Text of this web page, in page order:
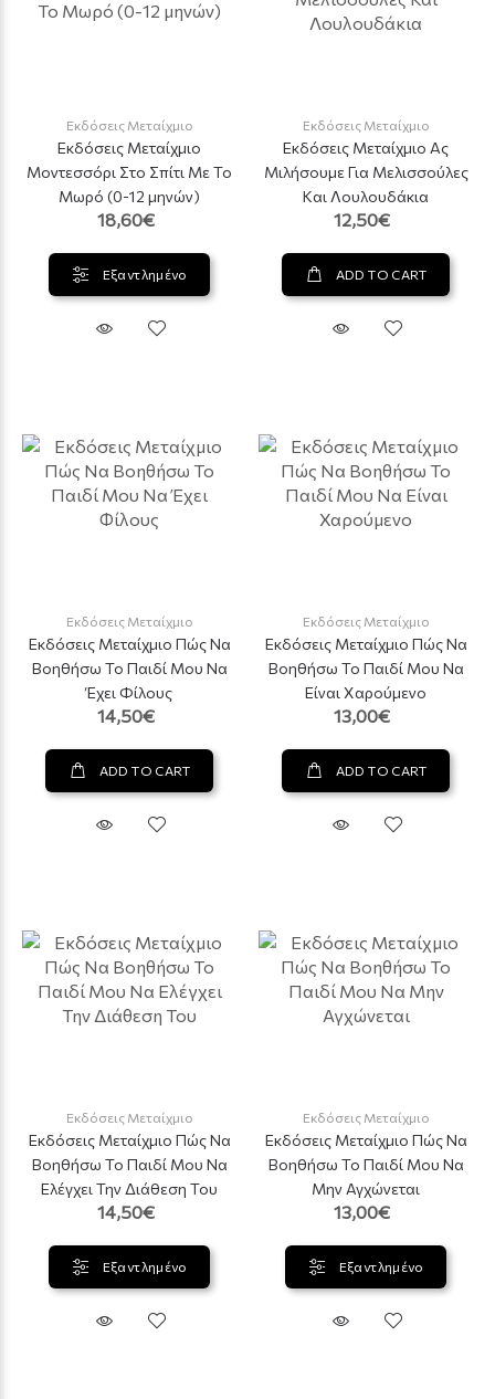
Εκδόσεις Μεταίχμιο
Εκδόσεις Μεταίχμιο
Μοντεσσόρι Στο Σπίτι Με Το
Μωρό (0-12 μηνών)
18,60€
Εξαντλημένο
Εκδόσεις Μεταίχμιο
Εκδόσεις Μεταίχμιο Ας
Μιλήσουμε Για Μελισσούλες
Και Λουλουδάκια
12,50€
ADD TO CART
Εκδόσεις Μεταίχμιο
Εκδόσεις Μεταίχμιο Πώς Να
Βοηθήσω Το Παιδί Μου Να
Έχει Φίλους
14,50€
ADD TO CART
Εκδόσεις Μεταίχμιο
Εκδόσεις Μεταίχμιο Πώς Να
Βοηθήσω Το Παιδί Μου Να
Είναι Χαρούμενο
13,00€
ADD TO CART
Εκδόσεις Μεταίχμιο
Εκδόσεις Μεταίχμιο Πώς Να
Βοηθήσω Το Παιδί Μου Να
Ελέγχει Την Διάθεση Του
14,50€
Εξαντλημένο
Εκδόσεις Μεταίχμιο
Εκδόσεις Μεταίχμιο Πώς Να
Βοηθήσω Το Παιδί Μου Να
Μην Αγχώνεται
13,00€
Εξαντλημένο